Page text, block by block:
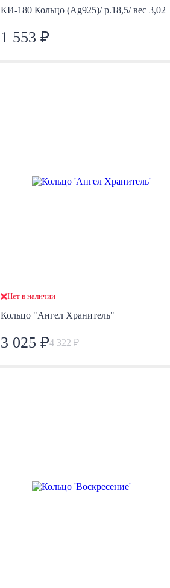
КИ-180 Кольцо (Ag925)/ р.18,5/ вес 3,02
1 553 ₽
Нет в наличии
Кольцо "Ангел Хранитель"
3 025 ₽4 322 ₽